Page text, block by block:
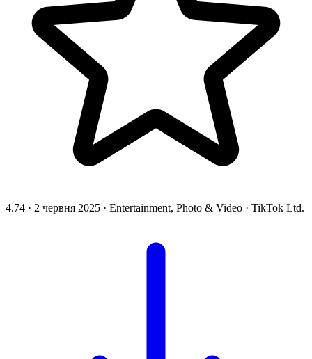
4.74 · 2 червня 2025 · Entertainment, Photo & Video · TikTok Ltd.